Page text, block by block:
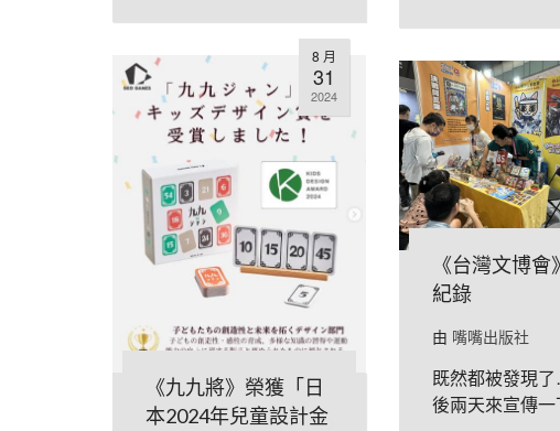
8 月
31
2024
《九九將》榮獲「日
本2024年兒童設計金
《台灣文博會
紀錄
由 嘴嘴出版社
既然都被發現
後兩天來宣傳一